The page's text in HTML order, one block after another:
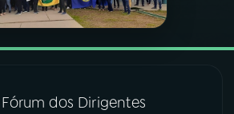
dos Dirigentes